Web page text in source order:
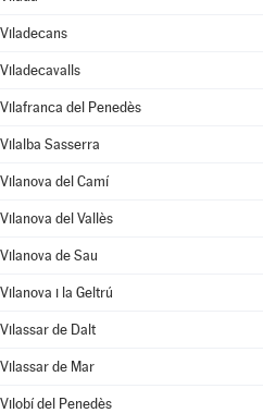
Viladecans
Viladecavalls
Vilafranca del Penedès
Vilalba Sasserra
Vilanova del Camí
Vilanova del Vallès
Vilanova de Sau
Vilanova i la Geltrú
Vilassar de Dalt
Vilassar de Mar
Vilobí del Penedès